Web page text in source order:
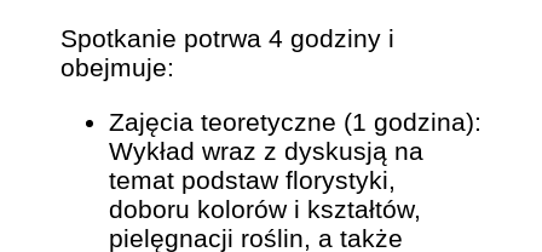
Spotkanie potrwa 4 godziny i
obejmuje:
Zajęcia teoretyczne (1 godzina):
Wykład wraz z dyskusją na
temat podstaw florystyki,
doboru kolorów i kształtów,
pielęgnacji roślin, a także